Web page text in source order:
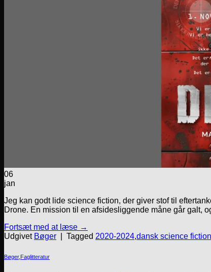
06
jan
Jeg kan godt lide science fiction, der giver stof til
Drone. En mission til en afsidesliggende måne går galt,
Fortsæt med at læse →
Udgivet Bøger Tagged 2020-2024,dansk science fiction
Bøger, Faglitteratur